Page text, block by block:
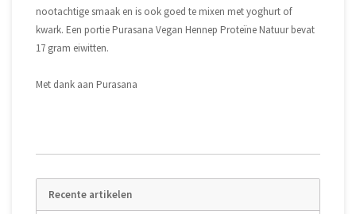
nootachtige smaak en is ook goed te mixen met yoghurt of
kwark. Een portie Purasana Vegan Hennep Proteïne Natuur bevat
17 gram eiwitten.
Met dank aan Purasana
Recente artikelen